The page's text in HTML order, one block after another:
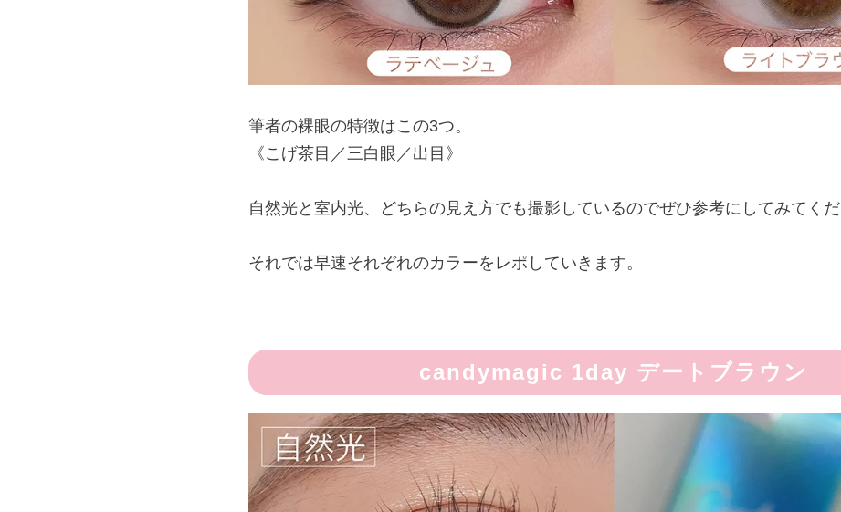
筆者の裸眼の特徴はこの3つ。
《こげ茶目／三白眼／出目》
自然光と室内光、どちらの見え方でも撮影しているのでぜひ参考にしてみてく
それでは早速それぞれのカラーをレポしていきます。
candymagic 1day デートブラウン